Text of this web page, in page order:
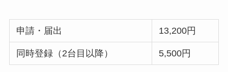
申請・届出 13,200円
同時登録（2台目以降） 5,500円